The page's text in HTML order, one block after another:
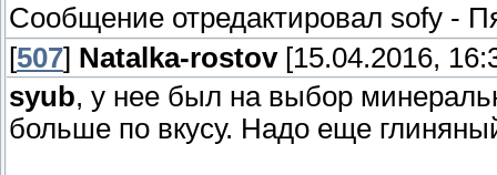
Сообщение отредактировал sofy -
[507] Natalka-rostov[15.04.2016,
syub, у нее был на выбор
больше по вкусу. Надо еще